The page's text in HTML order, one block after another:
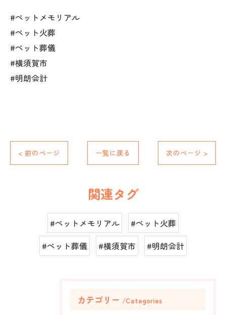
#ペットメモリアル
#ペット火葬
#ペット葬儀
#横須賀市
#明朗会計
< 前のページ 一覧に戻る 次のページ >
関連タグ
#ペットメモリアル
#ペット火葬
#ペット葬儀
#横須賀市 #明朗会計
カテゴリー Categories